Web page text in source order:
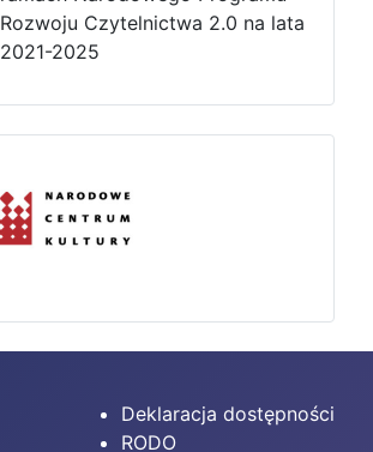
Rozwoju Czytelnictwa 2.0 na lata
2021-2025
Deklaracja dostępności
RODO